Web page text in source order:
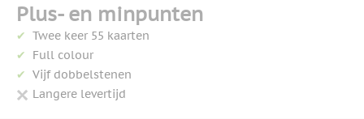
Plus- en minpunten
Twee keer 55 kaarten
Full colour
Vijf dobbelstenen
Langere levertijd